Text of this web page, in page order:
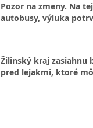
Pozor na zmeny. Na
autobusy, výluka
Žilinský kraj zasiahnu
pred lejakmi, ktoré